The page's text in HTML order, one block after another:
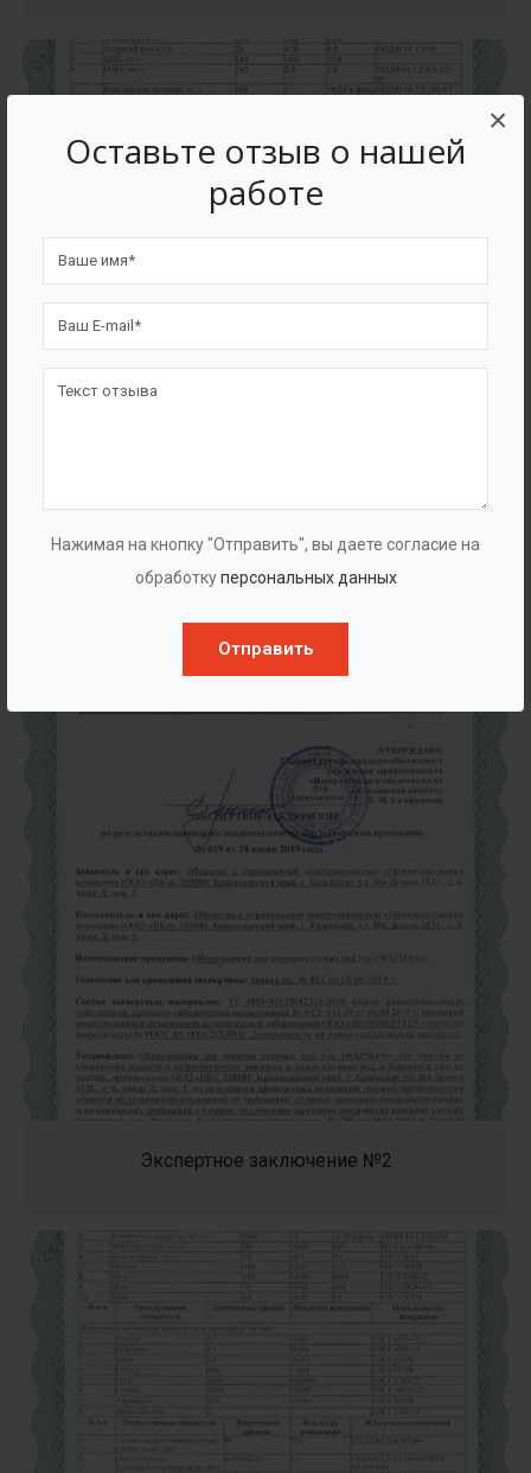
Оставьте отзыв о нашей
работе
Нажимая на кнопку "Отправить", вы даете согласие на
обработкуперсональных данных
Отправить
×
Экспертное заключение №1
Экспертное заключение №2